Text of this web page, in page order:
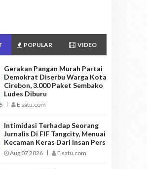
POPULAR VIDEO
Gerakan Pangan Murah Partai
Demokrat Diserbu Warga Kota
Cirebon, 3.000 Paket Sembako
Ludes Diburu
E satu.com
Intimidasi Terhadap Seorang
Jurnalis Di FIF Tangcity, Menuai
Kecaman Keras Dari Insan Pers
Aug 07 2026 E satu.com